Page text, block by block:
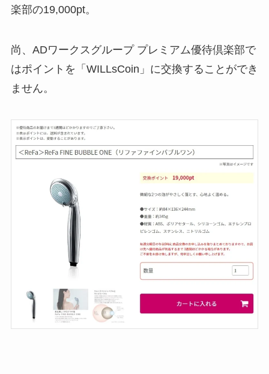
楽部の19,000pt。
尚、ADワークスグループ プレミアム優待倶楽部で
はポイントを「WILLsCoin」に交換することができ
ません。